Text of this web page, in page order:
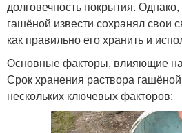
долговечность покрытия.
гашёной извести сохранял свои
как правильно его хранить и
Основные факторы, влияющие
Срок хранения раствора гашёной
нескольких ключевых факторов: